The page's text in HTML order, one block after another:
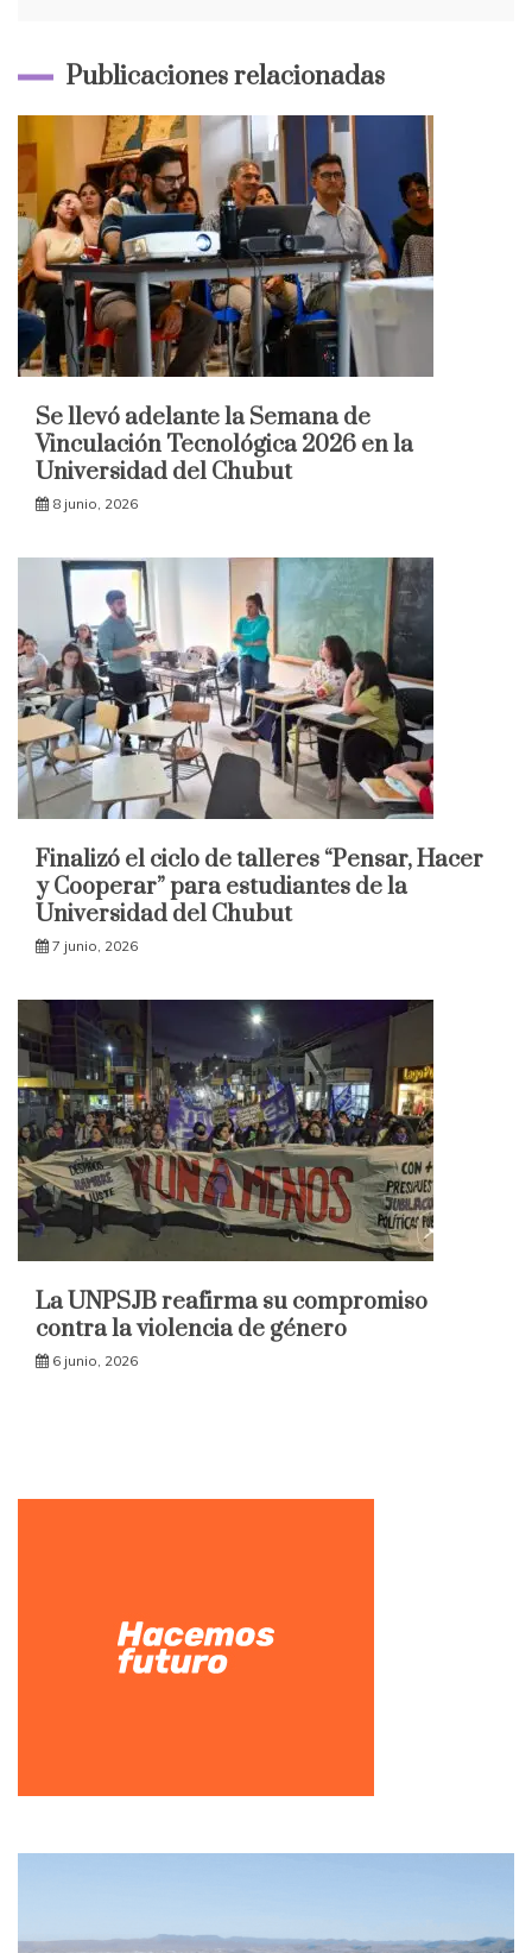
Publicaciones relacionadas
Se llevó adelante la Semana de
Vinculación Tecnológica 2026 en la
Universidad del Chubut
8 junio, 2026
Finalizó el ciclo de talleres “Pensar, Hacer
y Cooperar” para estudiantes de la
Universidad del Chubut
7 junio, 2026
La UNPSJB reafirma su compromiso
contra la violencia de género
6 junio, 2026